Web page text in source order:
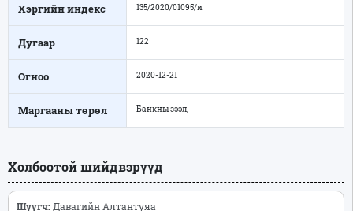
Хэргийн индекс 135/2020/01095/и
Дугаар 122
Огноо 2020-12-21
Маргааны төрөл Банкны зээл,
Холбоотой шийдвэрүүд
Шүүгч: Давагийн Алтантуяа